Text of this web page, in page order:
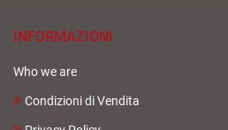
INFORMAZIONI
Who we are
Condizioni di Vendita